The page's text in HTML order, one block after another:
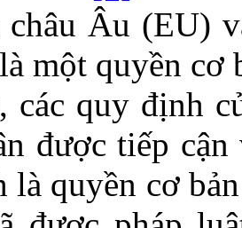
Âu (EU)
một quyền cơ
các quy định
được tiếp
là quyền cơ